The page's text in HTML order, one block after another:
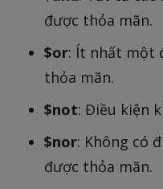
được thỏa mãn.
$or: Ít nhất một
thỏa mãn.
$not: Điều kiện
$nor: Không có
được thỏa mãn.